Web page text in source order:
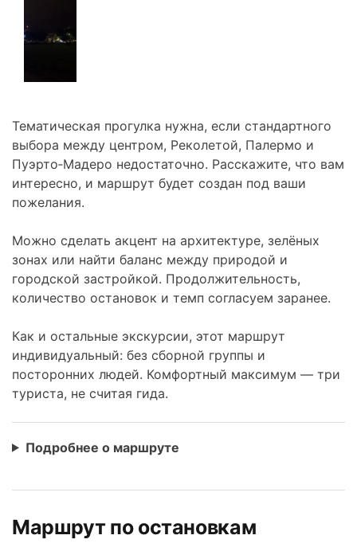
Тематическая прогулка нужна, если стандартного
выбора между центром, Реколетой, Палермо и
Пуэрто‑Мадеро недостаточно. Расскажите, что вам
интересно, и маршрут будет создан под ваши
пожелания.
Можно сделать акцент на архитектуре, зелёных
зонах или найти баланс между природой и
городской застройкой. Продолжительность,
количество остановок и темп согласуем заранее.
Как и остальные экскурсии, этот маршрут
индивидуальный: без сборной группы и
посторонних людей. Комфортный максимум — три
туриста, не считая гида.
Подробнее о маршруте
Маршрут по остановкам